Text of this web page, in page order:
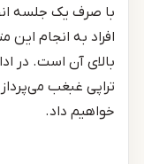
با صرف یک جلسه
افراد به انجام این
بالای آن است. در
تراپی غبغب
خواهیم داد.